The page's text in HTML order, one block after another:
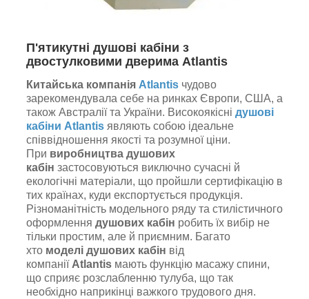
П'ятикутні душові кабіни з
двостулковими дверима Atlantis
Китайська компанія Atlantis чудово
зарекомендувала себе на ринках Європи, США, а
також Австралії та України. Високоякісні душові
кабіни Atlantis являють собою ідеальне
співвідношення якості та розумної ціни.
При виробництва душових
кабін застосовуються виключно сучасні й
екологічні матеріали, що пройшли сертифікацію в
тих країнах, куди експортується продукція.
Різноманітність модельного ряду та стилістичного
оформлення душових кабін робить їх вибір не
тільки простим, але й приємним. Багато
хто моделі душових кабін від
компанії Atlantis мають функцію масажу спини,
що сприяє розслабленню тулуба, що так
необхідно наприкінці важкого трудового дня.